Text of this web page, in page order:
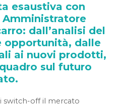
esaustiva con
Amministratore
dall’analisi del
opportunità, dalle
ai nuovi prodotti,
sul futuro
switch-off il mercato